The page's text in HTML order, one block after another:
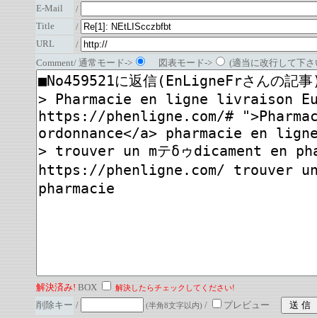
E-Mail
/
Title
/
URL
/
Comment/ 通常モード->
図表モード-> (適当に改行して下
解決済み!BOX 解決したらチェックしてください!
削除キー / (半角8文字以内)/ プレビュー